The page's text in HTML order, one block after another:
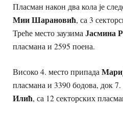
Пласман након два кола је
Мии Шарановић, са 3
Треће место заузима Јасмина
пласмана и 2595 поена.
Високо 4. место припада
пласмана и 3390 бодова, док 7.
Илић, са 12 секторских